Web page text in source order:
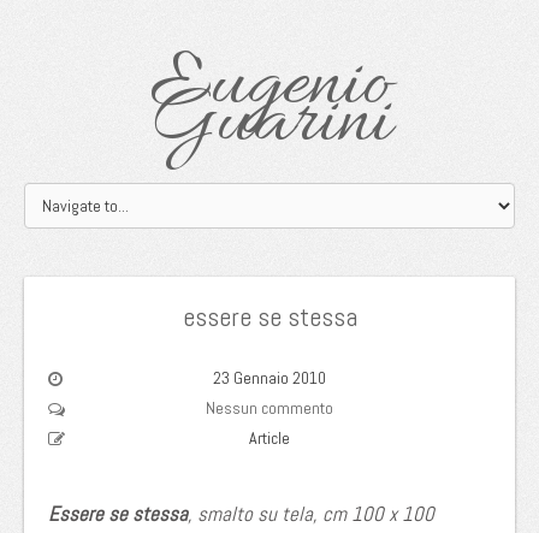
Eugenio
Guarini
essere se stessa
23 Gennaio 2010
Nessun commento
Article
Essere se stessa, smalto su tela, cm 100 x 100